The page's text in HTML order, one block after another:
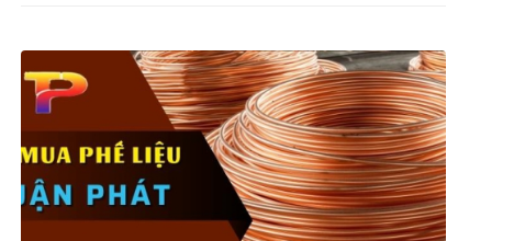
Phế Liệu Thuận Phát rất hân hạnh được
giới thiệu đến quý khách dịch vụ thu mua
phế liệu nhôm trên phạm vi toàn quốc của
chúng tôi với cam kết báo giá nhanh
chóng, thanh toán uy tín. Đồng thời, chúng
tôi sẽ mách cho bạn một số bí quyết để
nâng cao giá bán phế liệu nhôm. Hãy cùng
tìm hiểu ngay!